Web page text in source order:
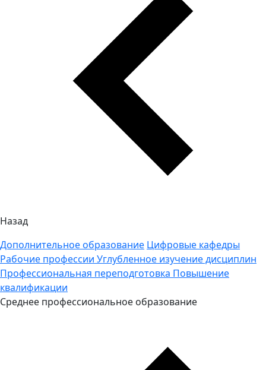
Назад
Дополнительное образование Цифровые кафедры
Рабочие профессии Углубленное изучение дисциплин
Профессиональная переподготовка Повышение
квалификации
Среднее профессиональное образование